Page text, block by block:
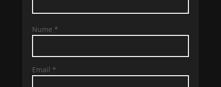
Nume *
Email *